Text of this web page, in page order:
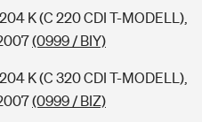
K (C 220 CDI T-MODELL),
(0999 / BIY)
K (C 320 CDI T-MODELL),
(0999 / BIZ)